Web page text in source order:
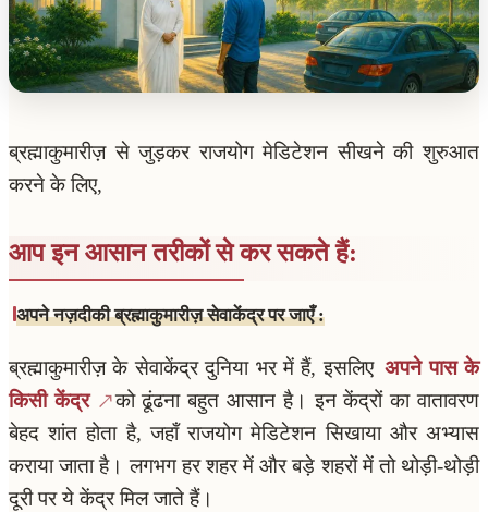
ब्रह्माकुमारीज़ से जुड़कर राजयोग मेडिटेशन सीखने की शुरुआत
करने के लिए,
आप इन आसान तरीकों से कर सकते हैं:
अपने नज़दीकी ब्रह्माकुमारीज़ सेवाकेंद्र पर जाएँ :
ब्रह्माकुमारीज़ के सेवाकेंद्र दुनिया भर में हैं, इसलिए अपने पास के
किसी केंद्र
को ढूंढना बहुत आसान है। इन केंद्रों का वातावरण
बेहद शांत होता है, जहाँ राजयोग मेडिटेशन सिखाया और अभ्यास
कराया जाता है। लगभग हर शहर में और बड़े शहरों में तो थोड़ी-थोड़ी
दूरी पर ये केंद्र मिल जाते हैं।